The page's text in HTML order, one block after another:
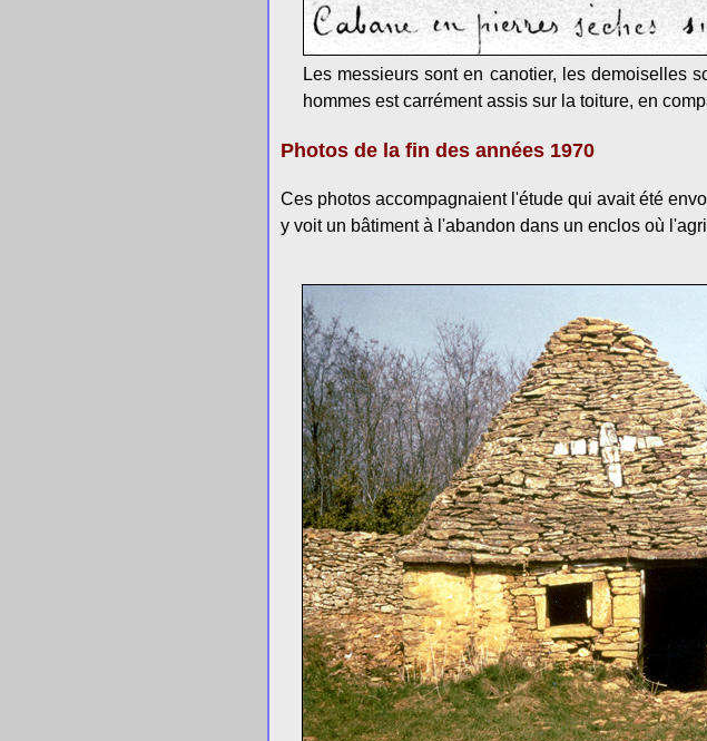
Les messieurs sont en canotier, les demoiselles
hommes est carrément assis sur la toiture, en
Photos de la fin des années 1970
Ces photos accompagnaient l'étude qui avait été
y voit un bâtiment à l'abandon dans un enclos où